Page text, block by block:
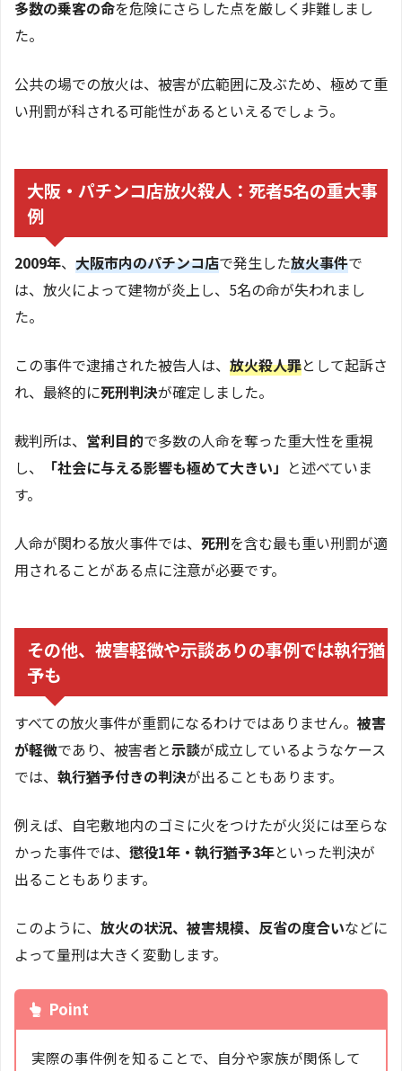
多数の乗客の命を危険にさらした点を厳しく非難しまし
た。
公共の場での放火は、被害が広範囲に及ぶため、極めて重
い刑罰が科される可能性があるといえるでしょう。
大阪・パチンコ店放火殺人：死者5名の重大事
例
2009年、 大阪市内のパチンコ店で発生した放火事件で
は、放火によって建物が炎上し、5名の命が失われまし
た。
この事件で逮捕された被告人は、 放火殺人罪として起訴さ
れ、最終的に死刑判決が確定しました。
裁判所は、 営利目的で多数の人命を奪った重大性を重視
し、
「社会に与える影響も極めて大きい」 と述べていま
す。
人命が関わる放火事件では、 死刑を含む最も重い刑罰が適
用されることがある点に注意が必要です。
その他、被害軽微や示談ありの事例では執行猶
予も
すべての放火事件が重罰になるわけではありません。 被害
が軽微であり、被害者と示談が成立しているようなケース
では、 執行猶予付きの判決が出ることもあります。
例えば、自宅敷地内のゴミに火をつけたが火災には至らな
かった事件では、 懲役1年・執行猶予3年といった判決が
出ることもあります。
このように、 放火の状況、被害規模、反省の度合いなどに
よって量刑は大きく変動します。
Point
実際の事件例を知ることで、自分や家族が関係して